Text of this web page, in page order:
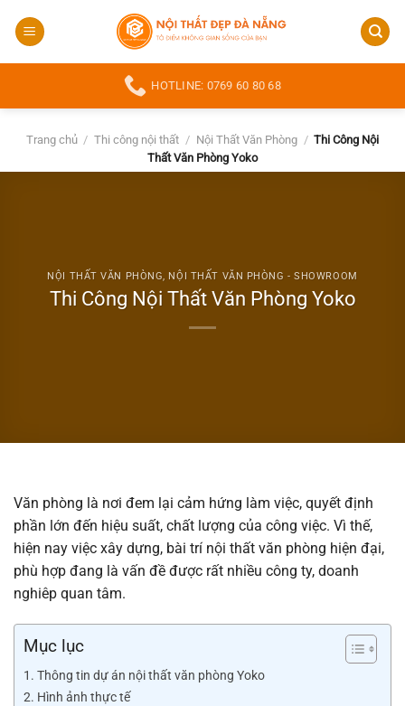
qua
HOTLINE: 0769 60 80 68
Trang chủ / Thi công nội thất / Nội Thất Văn Phòng / Thi Công Nội
Thất Văn Phòng Yoko
NỘI THẤT VĂN PHÒNG, NỘI THẤT VĂN PHÒNG - SHOWROOM
Thi Công Nội Thất Văn Phòng Yoko
Văn phòng là nơi đem lại cảm hứng làm việc, quyết định
phần lớn đến hiệu suất, chất lượng của công việc. Vì thế,
hiện nay việc xây dựng, bài trí nội thất văn phòng hiện đại,
phù hợp đang là vấn đề được rất nhiều công ty, doanh
nghiêp quan tâm.
Mục lục
Thông tin dự án nội thất văn phòng Yoko
Hình ảnh thực tế